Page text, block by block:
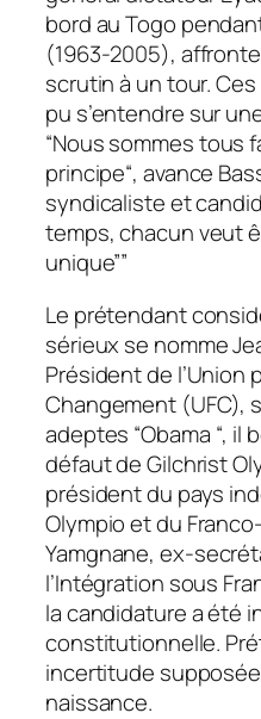
bord au Togo
(1963-2005),
scrutin à un tour.
pu s’entendre sur
“Nous sommes tous
principe“, avance
syndicaliste et
temps, chacun veut
unique””
Le prétendant
sérieux se nomme
Président de l’Union
Changement (UFC),
adeptes “Obama “,
défaut de Gilchrist
président du pays
Olympio et du
Yamgnane, ex-
l’Intégration sous
la candidature a été
constitutionnelle.
incertitude
naissance.